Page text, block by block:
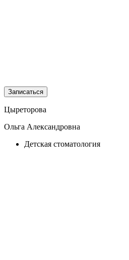
Записаться
Цыреторова
Ольга Александровна
Детская стоматология